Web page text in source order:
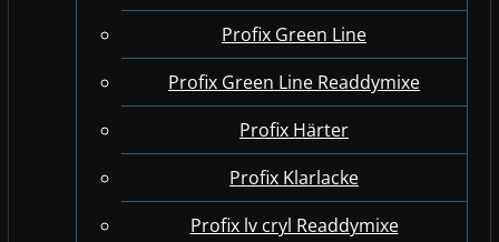
Profix Green Line
Profix Green Line Readdymixe
Profix Härter
Profix Klarlacke
Profix lv cryl Readdymixe